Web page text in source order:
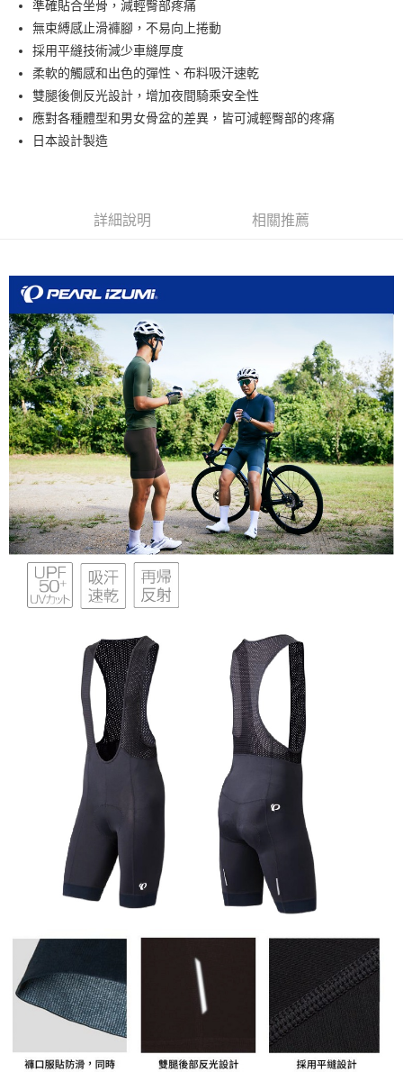
上海商業儲蓄銀行
國泰世華商業銀行
兆豐國際商業銀行
臺灣中小企業銀行
匯豐（台灣）商業銀行
華泰商業銀行
聯邦商業銀行
遠東國際商業銀行
元大商業銀行
永豐商業銀行
玉山商業銀行
星展（台灣）商業銀行
台新國際商業銀行
華南商業銀行
上海商業儲蓄銀行
台北富邦商業銀行
國泰世華商業銀行
臺灣中小企業銀行
台中商業銀行
匯豐（台灣）商業銀行
華泰商業銀行
聯邦商業銀行
遠東國際商業銀行
元大商業銀行
永豐商業銀行
玉山商業銀行
Apple Pay
街口支付
悠遊付
Google Pay
付款後萊爾富取貨
每筆NT$95，滿NT$799(含以上)免運費
付款後7-11取貨
每筆NT$95，滿NT$799(含以上)免運費
宅配
每筆NT$85，滿NT$799(含以上)免運費
付款後門市自取
每筆NT$85，滿NT$799(含以上)免運費
準確貼合坐骨，減輕臀部疼痛
無束縛感止滑褲腳，不易向上捲動
採用平縫技術減少車縫厚度
柔軟的觸感和出色的彈性、布料吸汗速乾
雙腿後側反光設計，增加夜間騎乘安全性
應對各種體型和男女骨盆的差異，皆可減輕臀部的疼痛
日本設計製造
詳細說明 相關推薦